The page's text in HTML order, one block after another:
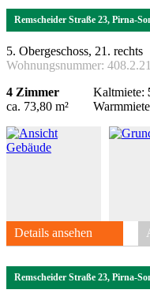
Remscheider Straße 23, Pirna-
5. Obergeschoss, 21. rechts
Wohnungsnummer: 408.2.21
4 Zimmer
ca. 73,80 m²
Kaltmiete:
Details ansehen
Remscheider Straße 23, Pirna-